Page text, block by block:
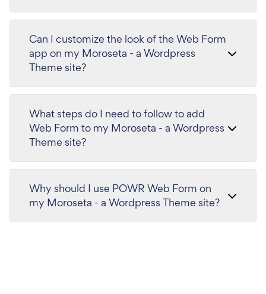
Can I customize the look of the Web Form
app on my Moroseta - a Wordpress
Theme site?
What steps do I need to follow to add
Web Form to my Moroseta - a Wordpress
Theme site?
Why should I use POWR Web Form on
my Moroseta - a Wordpress Theme site?